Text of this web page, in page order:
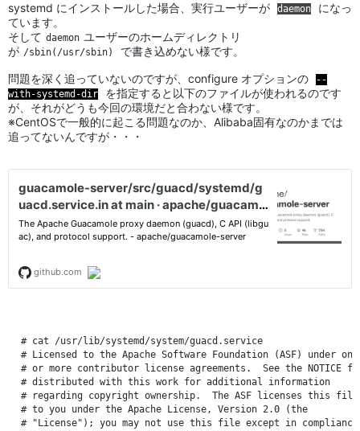
systemd にインストールした場合、実行ユーザーが daemon
になっ
ています。
そして daemon ユーザーのホームディレクトリ
が /sbin(/usr/sbin)
で書き込めない様です。
問題を深く追っていないのですが、configure オプションの
--
with-systemd-dir
を指定すると以下のファイルが使われるのです
が、それがどうも今回の環境だと合わない様です。
※CentOSで一般的に起こる問題なのか、Alibaba固有なのかまでは
追ってないんですが・・・
# cat /usr/lib/systemd/system/guacd.service
# Licensed to the Apache Software Foundation (ASF) under one
# or more contributor license agreements.  See the NOTICE
# distributed with this work for additional information
# regarding copyright ownership.  The ASF licenses this file
# to you under the Apache License, Version 2.0 (the
# "License"); you may not use this file except in compliance